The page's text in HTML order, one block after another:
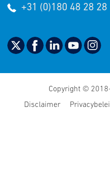
+31 (0)180 48 28 28
Copyright ©
Disclaimer